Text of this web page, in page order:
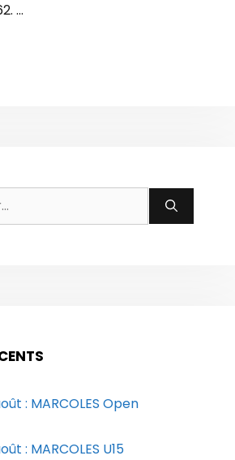
…
: MARCOLES Open
: MARCOLES U15